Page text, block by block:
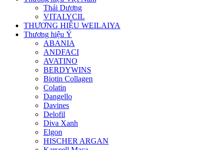
Thái Dương
VITALYCIL
THƯƠNG HIỆU WEILAIYA
Thương hiệu Ý
ABANIA
ANDFACI
AVATINO
BERDYWINS
Biotin Collagen
Colatin
Dangello
Davines
Delofil
Diva Xanh
Elgon
HISCHER ARGAN